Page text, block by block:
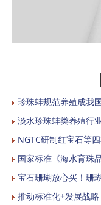
珍珠蚌规范养殖成我
淡水珍珠蚌类养殖行
NGTC研制红宝石等
国家标准《海水育珠
宝石珊瑚放心买！珊
推动标准化+发展战